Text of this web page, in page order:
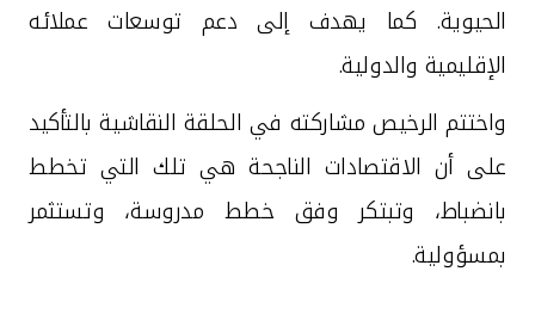
الحيوية. كما يهدف إلى دعم توسعات عملائه
الإقليمية والدولية.
واختتم الرخيص مشاركته في الحلقة النقاشية بالتأكيد
على أن الاقتصادات الناجحة هي تلك التي تخطط
بانضباط، وتبتكر وفق خطط مدروسة، وتستثمر
بمسؤولية.